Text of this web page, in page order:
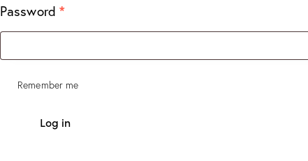
Password *
Remember me
Log in